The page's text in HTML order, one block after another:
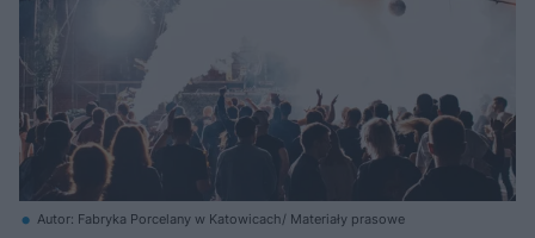
Autor: Fabryka Porcelany w Katowicach/ Materiały prasowe